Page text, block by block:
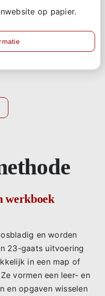
op papier.
werkboek
en worden
23-gaats uitvoering
in een map of
vormen een leer- en
en opgaven wisselen